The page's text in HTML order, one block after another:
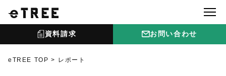
資料請求 お問い合わせ
eTREE TOP レポート